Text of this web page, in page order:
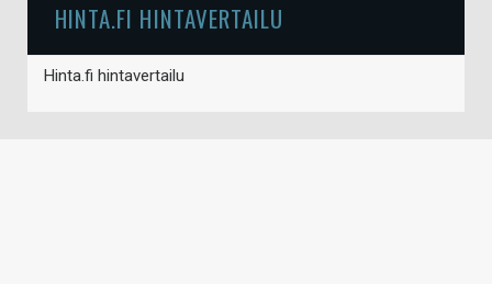
HINTA.FI HINTAVERTAILU
Hinta.fi hintavertailu